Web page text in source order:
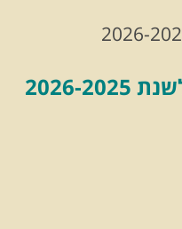
2025